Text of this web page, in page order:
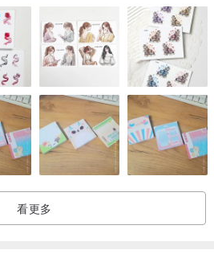
是會有差異，實品與圖片可能會略有色
近20年，
乙級證照，
A FGA彩色寶石鑑定師資格。
與古典風格的首飾，挑選寶石的判斷標
市場中觀察/判斷寶石真偽，逐漸積累下
看更多